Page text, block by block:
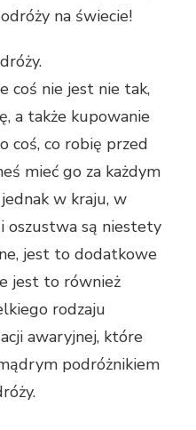
na świecie!
coś nie jest nie tak,
a także kupowanie
coś, co robię przed
mieć go za każdym
w kraju, w
oszustwa są niestety
jest to dodatkowe
jest to również
rodzaju
awaryjnej, które
podróżnikiem